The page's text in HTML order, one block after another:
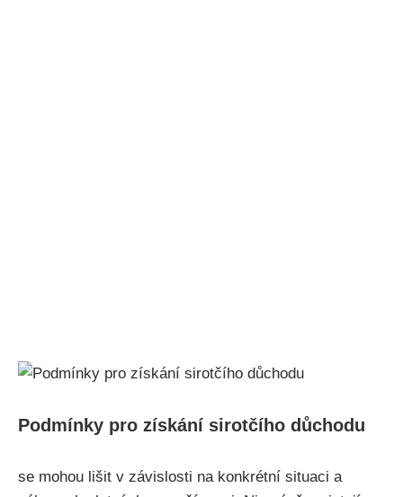
Podmínky pro získání sirotčího důchodu
se mohou lišit v závislosti na konkrétní situaci a